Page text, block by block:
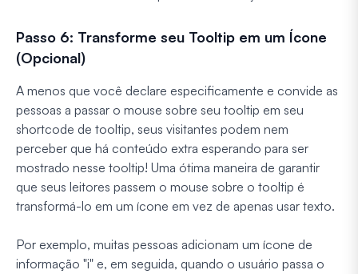
Passo 6: Transforme seu Tooltip em um Ícone
(Opcional)
A menos que você declare especificamente e convide as
pessoas a passar o mouse sobre seu tooltip em seu
shortcode de tooltip, seus visitantes podem nem
perceber que há conteúdo extra esperando para ser
mostrado nesse tooltip! Uma ótima maneira de garantir
que seus leitores passem o mouse sobre o tooltip é
transformá-lo em um ícone em vez de apenas usar texto.
Por exemplo, muitas pessoas adicionam um ícone de
informação "i" e, em seguida, quando o usuário passa o